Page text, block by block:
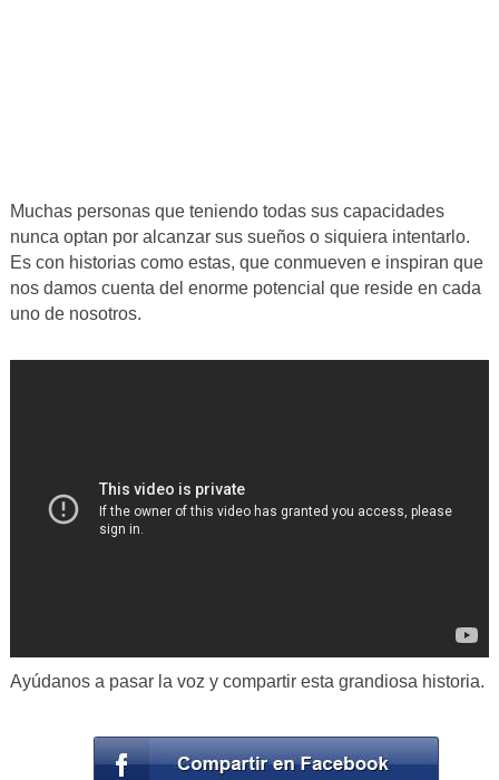
Muchas personas que teniendo todas sus capacidades
nunca optan por alcanzar sus sueños o siquiera intentarlo.
Es con historias como estas, que conmueven e inspiran que
nos damos cuenta del enorme potencial que reside en cada
uno de nosotros.
Ayúdanos a pasar la voz y compartir esta grandiosa historia.